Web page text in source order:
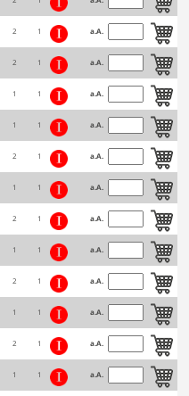
2 1 a.A.
2 1 a.A.
1 1 a.A.
1 1 a.A.
2 1 a.A.
1 1 a.A.
2 1 a.A.
1 1 a.A.
2 1 a.A.
1 1 a.A.
2 1 a.A.
1 1 a.A.